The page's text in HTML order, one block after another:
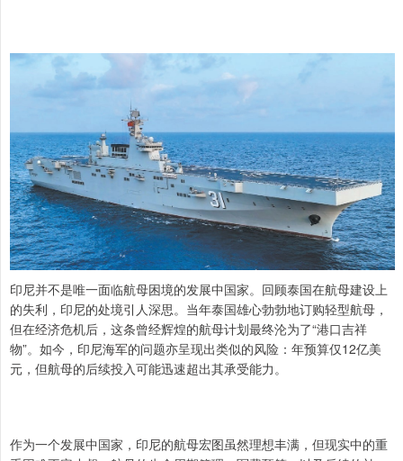
印尼并不是唯一面临航母困境的发展中国家。回顾泰国在航母建设上
的失利，印尼的处境引人深思。当年泰国雄心勃勃地订购轻型航母，
但在经济危机后，这条曾经辉煌的航母计划最终沦为了“港口吉祥
物”。如今，印尼海军的问题亦呈现出类似的风险：年预算仅12亿美
元，但航母的后续投入可能迅速超出其承受能力。
作为一个发展中国家，印尼的航母宏图虽然理想丰满，但现实中的重